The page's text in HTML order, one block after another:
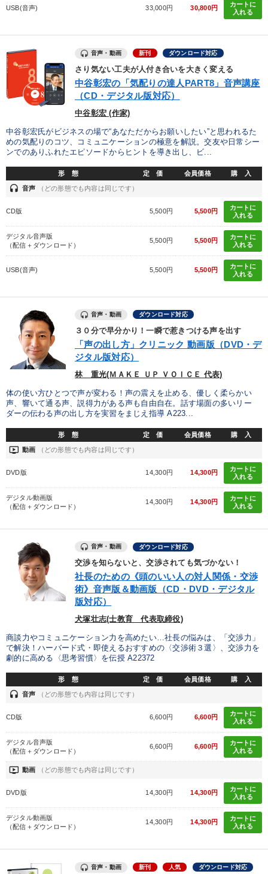
リーダーの魅力向上 経営体系を学びたい
財務・数字力の向上 後継者に聞かせたい
発想力を磨きたい 経営を改善したい
キーワード
投資 デジタルマーケティング 労務問題・リスク対策
交渉
※「更新」を押すと「カテゴリー」「目的別」「キーワード」を更新いただけます。
local_offer タグから探す refresh 更新する
タグ・キーワード
松下幸之助 MBA 早わかり
交渉 商品開発 営業 稲盛和夫 採用
スポーツ関係 SNS活用 DX 異発想
USB(音声) 33,000円 30,800円
カートに
入れる
音声・動画 新刊 ダウンロード対応
さり気ない工夫が人付き合いを大きく変える
中谷彰宏の「気配りの達人PART8」音声講座
（CD・デジタル版対応）
中谷彰宏 (作家)
中谷彰宏氏がビジネスの場で“あなただからお願いしたい”と思われるた
めの気配りのコツ、コミュニケーションの極意を解説。交友や日常シー
ンでのありふれたエピソードからヒントを導き出し、ビ...
形 態 定 価 会員価格 購 入
headset 音声 （どの形態でも内容は同じです）
CD版 5,500円 5,500円
カートに
入れる
デジタル音声版
（配信＋ダウンロード）
5,500円 5,500円
カートに
入れる
USB(音声) 5,500円 5,500円
カートに
入れる
音声・動画 ダウンロード対応
３０分で早分かり！一瞬で惹きつける声を出す
「声の出し方」クリニック 動画版（DVD・デ
ジタル版対応）
林 重光(ＭＡＫＥ ＵＰ ＶＯＩＣＥ 代表)
体の使い方ひとつで声が変わる！声の震えを止める、優しく柔らかい
声、響いて通る声、説得力がある声も自由自在。話す場面の多いリー
ダーの伝わる声の出し方を実習をまじえ指導 A223...
形 態 定 価 会員価格 購 入
ondemand_video 動画 （どの形態でも内容は同じです）
DVD版 14,300円 14,300円
カートに
入れる
デジタル動画版
（配信＋ダウンロード）
14,300円 14,300円
カートに
入れる
音声・動画 ダウンロード対応
交渉を知らないと、交渉されても気づかない！
社長のための《頭のいい人の対人関係・交渉
術》音声版＆動画版（CD・DVD・デジタル
版対応）
犬塚壮志(士教育 代表取締役)
商談力やコミュニケーション力を高めたい…社長の悩みは、「交渉力」
で解決！ハーバード式・即使えるおすすめの〈交渉術３選〉、交渉力を
劇的に高める〈思考習慣〉を伝授 A22372
形 態 定 価 会員価格 購 入
headset 音声 （どの形態でも内容は同じです）
CD版 6,600円 6,600円
カートに
入れる
デジタル音声版
（配信＋ダウンロード）
6,600円 6,600円
カートに
入れる
ondemand_video 動画 （どの形態でも内容は同じです）
DVD版 14,300円 14,300円
カートに
入れる
デジタル動画版
（配信＋ダウンロード）
14,300円 14,300円
カートに
入れる
音声・動画 新刊 人気 ダウンロード対応